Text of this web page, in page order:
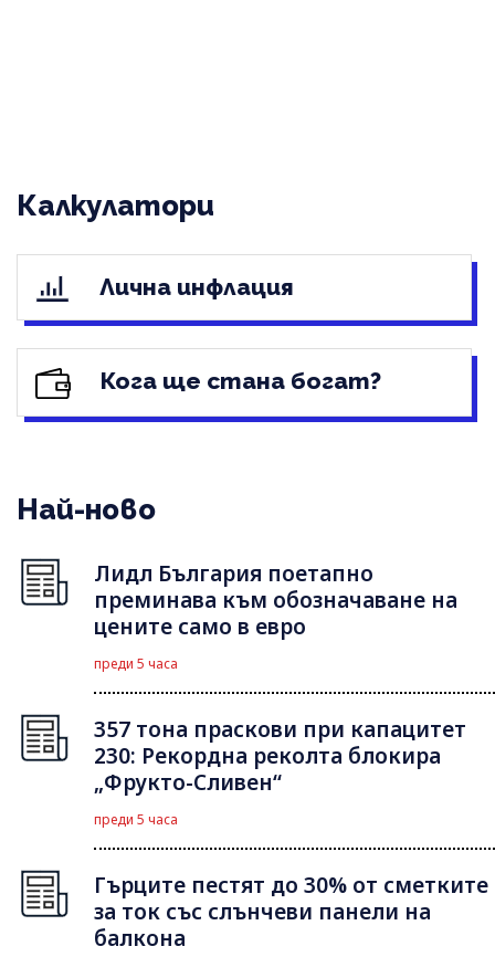
Калкулатори
Лична инфлация
Кога ще стана богат?
Най-ново
Лидл България поетапно
преминава към обозначаване на
цените само в евро
преди 5 часа
357 тона праскови при капацитет
230: Рекордна реколта блокира
„Фрукто-Сливен“
преди 5 часа
Гърците пестят до 30% от сметките
за ток със слънчеви панели на
балкона